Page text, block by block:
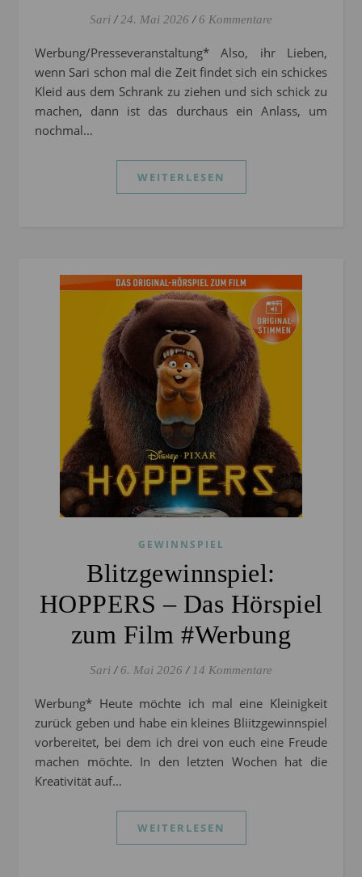
Sari / 24. Mai 2026 / 6 Kommentare
Werbung/Presseveranstaltung* Also, ihr Lieben,
wenn Sari schon mal die Zeit findet sich ein schickes
Kleid aus dem Schrank zu ziehen und sich schick zu
machen, dann ist das durchaus ein Anlass, um
nochmal…
WEITERLESEN
GEWINNSPIEL
Blitzgewinnspiel:
HOPPERS – Das Hörspiel
zum Film #Werbung
Sari / 6. Mai 2026 / 14 Kommentare
Werbung* Heute möchte ich mal eine Kleinigkeit
zurück geben und habe ein kleines Bliitzgewinnspiel
vorbereitet, bei dem ich drei von euch eine Freude
machen möchte. In den letzten Wochen hat die
Kreativität auf…
WEITERLESEN